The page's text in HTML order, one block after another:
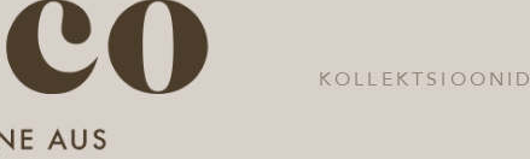
KOLLEKTSIOONID